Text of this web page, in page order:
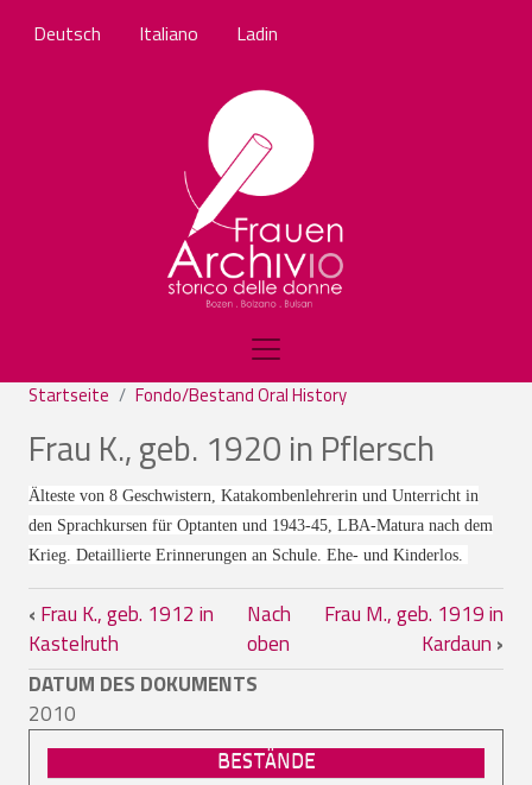
Deutsch Italiano Ladin
Startseite Fondo/Bestand Oral History
Frau K., geb. 1920 in Pflersch
Älteste von 8 Geschwistern, Katakombenlehrerin und Unterricht in
den Sprachkursen für Optanten und 1943-45, LBA-Matura nach dem
Krieg. Detaillierte Erinnerungen an Schule. Ehe- und Kinderlos.
Links für das Blättern im Buch Frau K.,
‹ Frau K., geb. 1912 in
Kastelruth
Nach
oben
Frau M., geb. 1919 in
Kardaun ›
DATUM DES DOKUMENTS
2010
BESTÄNDE